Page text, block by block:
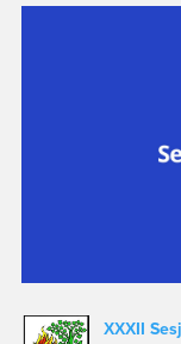
XXXII